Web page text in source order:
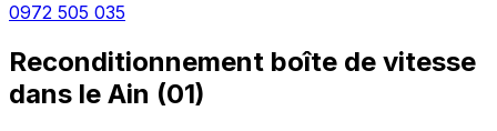
0972 505 035
Reconditionnement boîte de vitesse
dans le Ain (01)